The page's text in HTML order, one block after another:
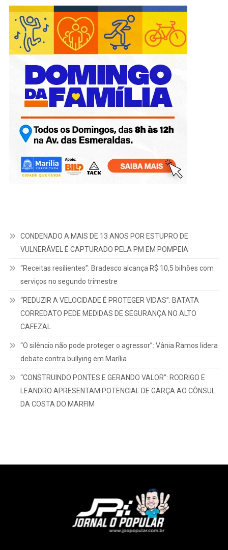
CONDENADO A MAIS DE 13 ANOS POR ESTUPRO DE
VULNERÁVEL É CAPTURADO PELA PM EM POMPEIA
“Receitas resilientes”: Bradesco alcança R$ 10,5 bilhões com
serviços no segundo trimestre
“REDUZIR A VELOCIDADE É PROTEGER VIDAS”: BATATA
CORREDATO PEDE MEDIDAS DE SEGURANÇA NO ALTO
CAFEZAL
“O silêncio não pode proteger o agressor”: Vânia Ramos lidera
debate contra bullying em Marília
“CONSTRUINDO PONTES E GERANDO VALOR”: RODRIGO E
LEANDRO APRESENTAM POTENCIAL DE GARÇA AO CÔNSUL
DA COSTA DO MARFIM